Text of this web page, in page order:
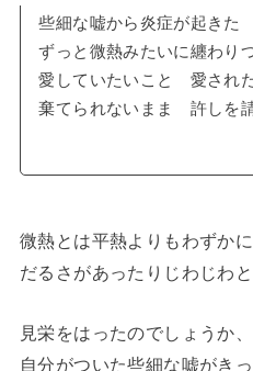
些細な嘘から炎症が起きた
ずっと微熱みたいに纏わり
愛していたいこと 愛され
棄てられないまま 許しを
微熱とは平熱よりもわずか
だるさがあったりじわじわ
見栄をはったのでしょうか、
自分がついた些細な嘘がき